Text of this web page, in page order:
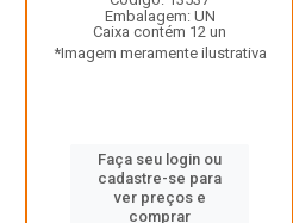
Embalagem: UN
Caixa contém 12 un
*Imagem meramente ilustrativa
Faça seu login ou
cadastre-se para
ver preços e
comprar